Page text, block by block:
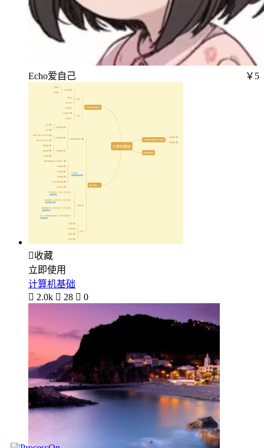
Echo爱自己 ￥5
收藏
立即使用
计算机基础
 2.0k  28  0